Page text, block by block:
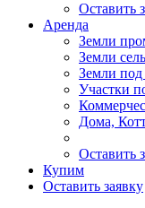
Оставить
Аренда
Земли
Земли
Земли
Участки
Дома,
Оставить
Купим
Оставить заявку